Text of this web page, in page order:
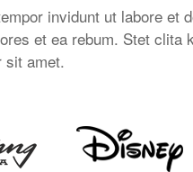
invidunt ut labore et
et ea rebum. Stet clita
sit amet.